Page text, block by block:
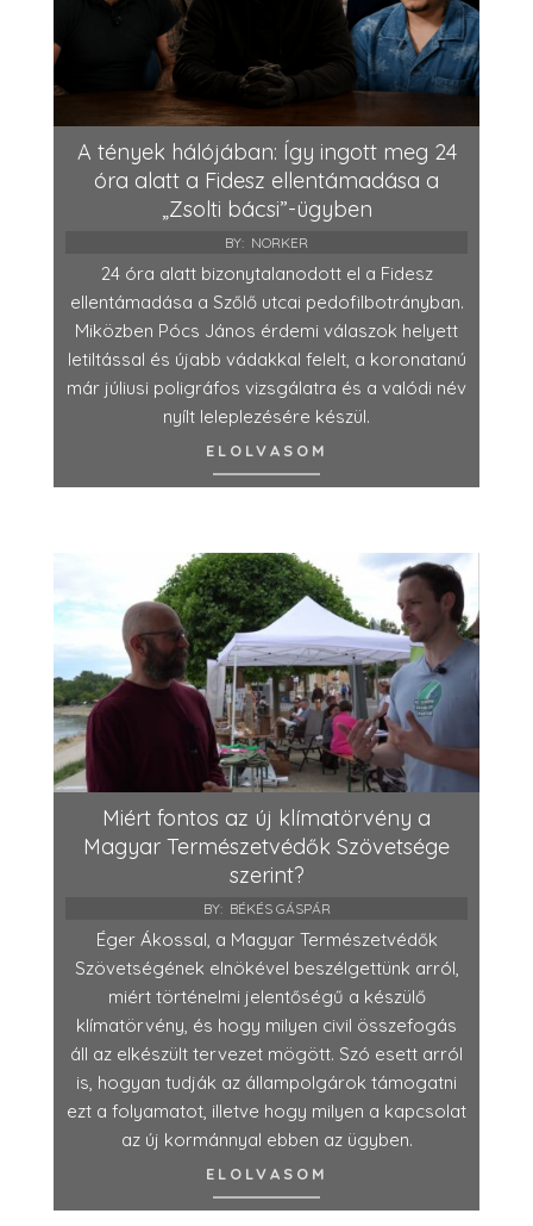
A tények hálójában: Így ingott meg 24
óra alatt a Fidesz ellentámadása a
„Zsolti bácsi”-ügyben
BY: NORKER
24 óra alatt bizonytalanodott el a Fidesz
ellentámadása a Szőlő utcai pedofilbotrányban.
Miközben Pócs János érdemi válaszok helyett
letiltással és újabb vádakkal felelt, a koronatanú
már júliusi poligráfos vizsgálatra és a valódi név
nyílt leleplezésére készül.
ELOLVASOM
Miért fontos az új klímatörvény a
Magyar Természetvédők Szövetsége
szerint?
BY: BÉKÉS GÁSPÁR
Éger Ákossal, a Magyar Természetvédők
Szövetségének elnökével beszélgettünk arról,
miért történelmi jelentőségű a készülő
klímatörvény, és hogy milyen civil összefogás
áll az elkészült tervezet mögött. Szó esett arról
is, hogyan tudják az állampolgárok támogatni
ezt a folyamatot, illetve hogy milyen a kapcsolat
az új kormánnyal ebben az ügyben.
ELOLVASOM